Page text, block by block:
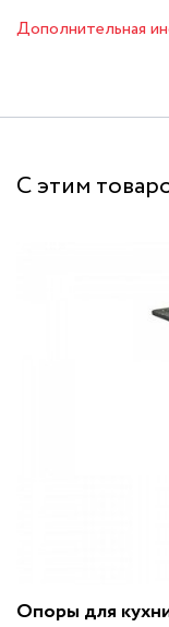
Дополнительная
С этим
Опоры для